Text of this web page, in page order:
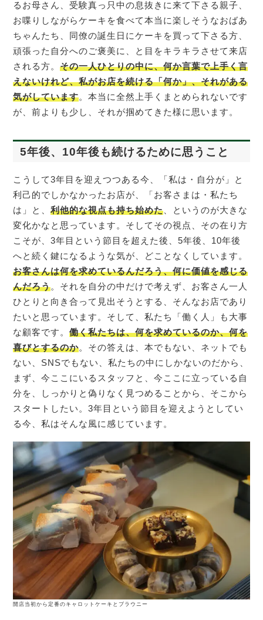
るお母さん、受験真っ只中の息抜きに来て下さる親子、
お喋りしながらケーキを食べて本当に楽しそうなおばあ
ちゃんたち、同僚の誕生日にケーキを買って下さる方、
頑張った自分へのご褒美に、と目をキラキラさせて来店
される方。その一人ひとりの中に、何か言葉で上手く言
えないけれど、私がお店を続ける「何か」、それがある
気がしています。本当に全然上手くまとめられないです
が、前よりも少し、それが掴めてきた様に思います。
5年後、10年後も続けるために思うこと
こうして3年目を迎えつつある今、「私は・自分が」と
利己的でしかなかったお店が、「お客さまは・私たち
は」と、利他的な視点も持ち始めた 、というのが大きな
変化かなと思っています。そしてその視点、その在り方
こそが、3年目という節目を超えた後、5年後、10年後
へと続く鍵になるような気が、どことなくしています。
お客さんは何を求めているんだろう、何に価値を感じる
んだろう。それを自分の中だけで考えず、お客さん一人
ひとりと向き合って見出そうとする、そんなお店であり
たいと思っています。そして、私たち「働く人」も大事
な顧客です。働く私たちは、何を求めているのか、何を
喜びとするのか。その答えは、本でもない、ネットでも
ない、SNSでもない、私たちの中にしかないのだから、
まず、今ここにいるスタッフと、今ここに立っている自
分を、しっかりと偽りなく見つめることから、そこから
スタートしたい。3年目という節目を迎えようとしてい
る今、私はそんな風に感じています。
開店当初から定番のキャロットケーキとブラウニー